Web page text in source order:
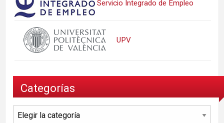
Servicio Integrado de Empleo
UPV
Categorías
Categorías